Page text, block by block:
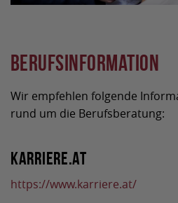
Berufsinformation
Wir empfehlen folgende
rund um die Berufsberatung:
Karriere.at
https://www.karriere.at/